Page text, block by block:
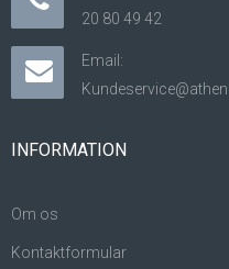
20 80 49 42
Email:
INFORMATION
Om os
Kontaktformular